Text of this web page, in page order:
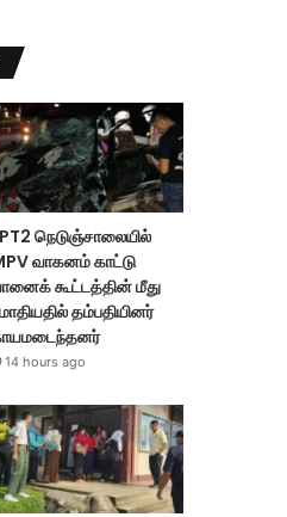
நெடுஞ்சாலையில்
வாகனம் காட்டு
கூட்டத்தின் மீது
தம்பதியினர்
14 hours ago